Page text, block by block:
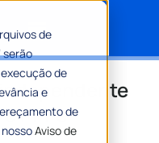
de
serão
de
e
de
Aviso de
PPPs